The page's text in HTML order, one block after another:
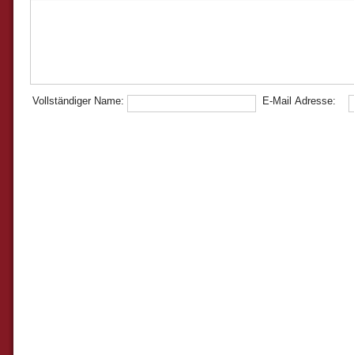
Vollständiger Name: E-Mail Adresse: